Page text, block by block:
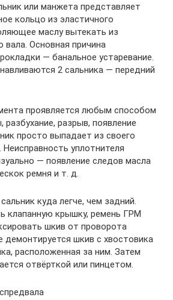
или манжета представляет
кольцо из эластичного
маслу вытекать из
вала. Основная причина
— банальное устаревание.
2 сальника — передний
проявляется любым способом
разрыв, появление
просто выпадает из своего
уплотнителя
— появление следов масла
ремня и т. д.
куда легче, чем задний.
клапанную крышку, ремень ГРМ
шкив от проворота
демонтируется шкив с хвостовика
расположенная за ним. Затем
отвёрткой или пинцетом.